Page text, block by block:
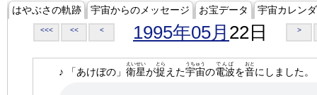
はやぶさの軌跡 宇宙からのメッセージ お宝データ 宇宙カレン
<<< << < 1995年05月 22日 >
♪ 「あけぼの」 衛星
えいせい
が捉
とら
えた宇宙
うちゅう
の電波
でんぱ
を音
おと
にしました。